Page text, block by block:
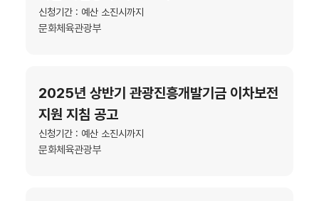
신청기간 : 예산 소진시까지
문화체육관광부
2025년 상반기 관광진흥개발기금 이차보전
지원 지침 공고
신청기간 : 예산 소진시까지
문화체육관광부